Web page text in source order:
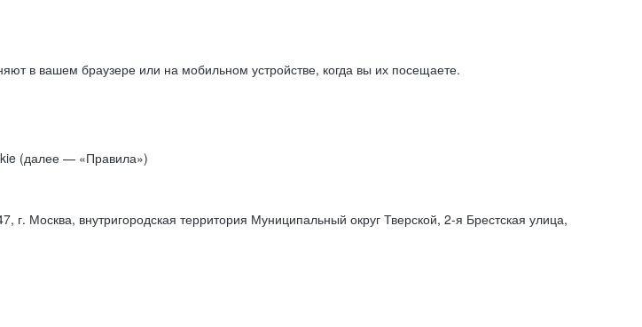
в вашем браузере или на мобильном устройстве, когда вы их посещаете.
(далее — «Правила»)
внутригородская территория Муниципальный округ Тверской, 2-я Брестская улица,